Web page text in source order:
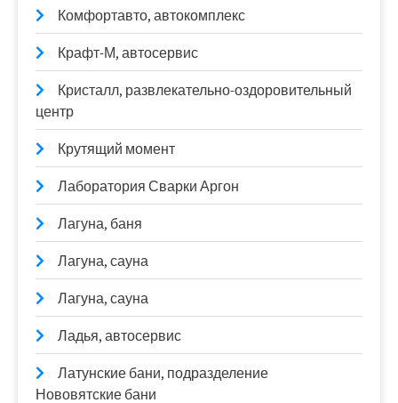
Комфортавто, автокомплекс
Крафт-М, автосервис
Кристалл, развлекательно-оздоровительный
центр
Крутящий момент
Лаборатория Сварки Аргон
Лагуна, баня
Лагуна, сауна
Лагуна, сауна
Ладья, автосервис
Латунские бани, подразделение
Нововятские бани